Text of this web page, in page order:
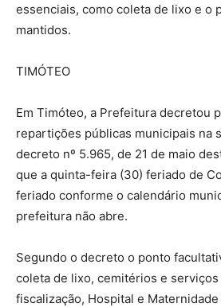
essenciais, como coleta de lixo e o
mantidos.
TIMÓTEO
Em Timóteo, a Prefeitura decretou
repartições públicas municipais na
decreto nº 5.965, de 21 de maio
que a quinta-feira (30) feriado de
feriado conforme o calendário
prefeitura não abre.
Segundo o decreto o ponto
coleta de lixo, cemitérios e
fiscalização, Hospital e